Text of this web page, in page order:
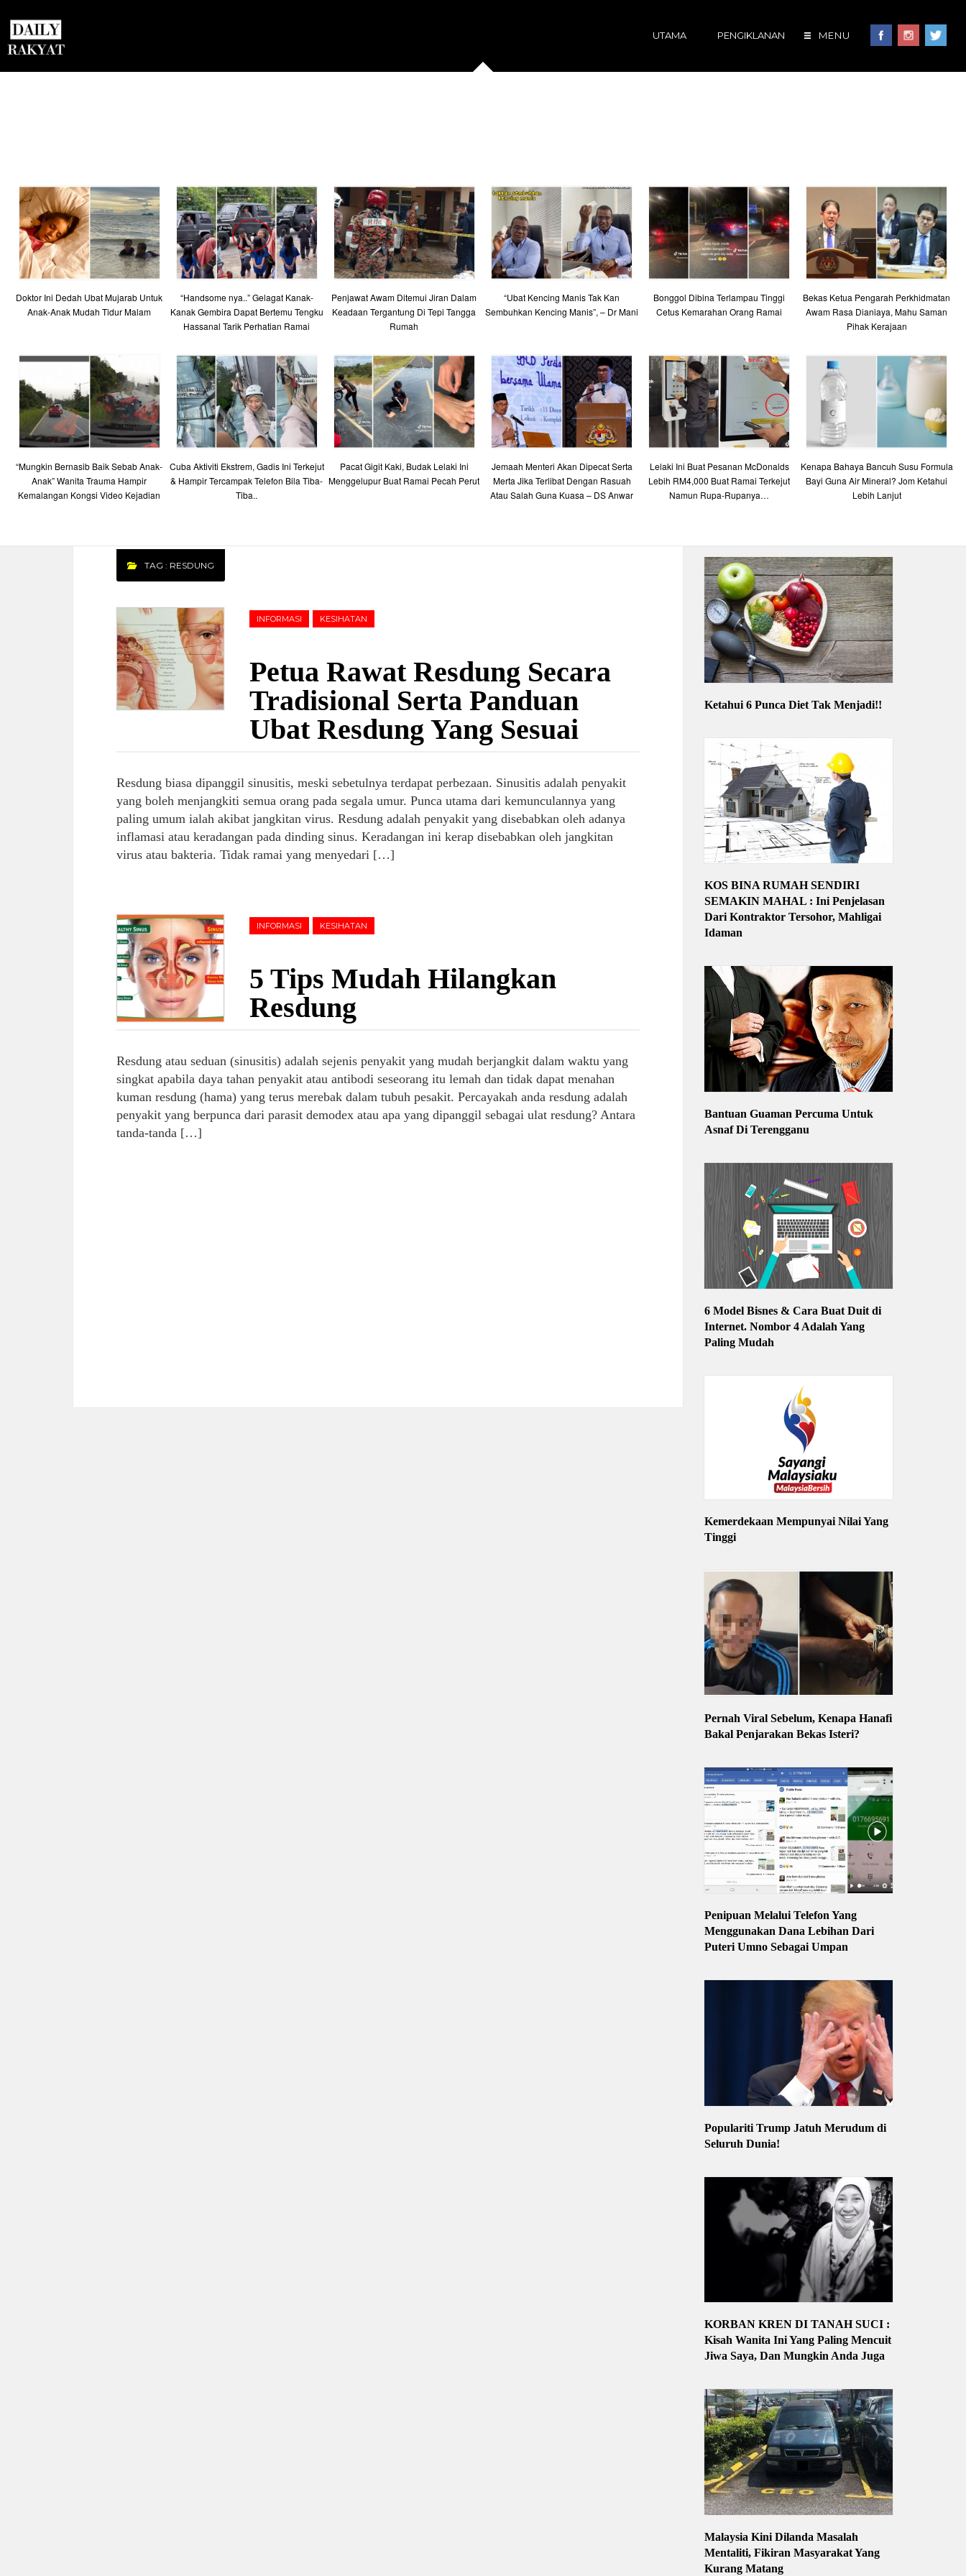
MENU
UTAMA PENGIKLANAN
Doktor Ini Dedah Ubat Mujarab Untuk
Anak-Anak Mudah Tidur Malam
“Handsome nya..” Gelagat Kanak-
Kanak Gembira Dapat Bertemu Tengku
Hassanal Tarik Perhatian Ramai
Penjawat Awam Ditemui Jiran Dalam
Keadaan Tergantung Di Tepi Tangga
Rumah
“Ubat Kencing Manis Tak Kan
Sembuhkan Kencing Manis”, – Dr Mani
Bonggol Dibina Terlampau Tinggi
Cetus Kemarahan Orang Ramai
Bekas Ketua Pengarah Perkhidmatan
Awam Rasa Dianiaya, Mahu Saman
Pihak Kerajaan
“Mungkin Bernasib Baik Sebab Anak-
Anak” Wanita Trauma Hampir
Kemalangan Kongsi Video Kejadian
Cuba Aktiviti Ekstrem, Gadis Ini Terkejut
& Hampir Tercampak Telefon Bila Tiba-
Tiba..
Pacat Gigit Kaki, Budak Lelaki Ini
Menggelupur Buat Ramai Pecah Perut
Jemaah Menteri Akan Dipecat Serta
Merta Jika Terlibat Dengan Rasuah
Atau Salah Guna Kuasa – DS Anwar
Lelaki Ini Buat Pesanan McDonalds
Lebih RM4,000 Buat Ramai Terkejut
Namun Rupa-Rupanya…
Kenapa Bahaya Bancuh Susu Formula
Bayi Guna Air Mineral? Jom Ketahui
Lebih Lanjut
TAG : RESDUNG
INFORMASI KESIHATAN
Petua Rawat Resdung Secara
Tradisional Serta Panduan
Ubat Resdung Yang Sesuai
Resdung biasa dipanggil sinusitis, meski sebetulnya terdapat perbezaan. Sinusitis adalah penyakit
yang boleh menjangkiti semua orang pada segala umur. Punca utama dari kemunculannya yang
paling umum ialah akibat jangkitan virus. Resdung adalah penyakit yang disebabkan oleh adanya
inflamasi atau keradangan pada dinding sinus. Keradangan ini kerap disebabkan oleh jangkitan
virus atau bakteria. Tidak ramai yang menyedari […]
INFORMASI KESIHATAN
5 Tips Mudah Hilangkan
Resdung
Resdung atau seduan (sinusitis) adalah sejenis penyakit yang mudah berjangkit dalam waktu yang
singkat apabila daya tahan penyakit atau antibodi seseorang itu lemah dan tidak dapat menahan
kuman resdung (hama) yang terus merebak dalam tubuh pesakit. Percayakah anda resdung adalah
penyakit yang berpunca dari parasit demodex atau apa yang dipanggil sebagai ulat resdung? Antara
tanda-tanda […]
Ketahui 6 Punca Diet Tak Menjadi!!
KOS BINA RUMAH SENDIRI
SEMAKIN MAHAL : Ini Penjelasan
Dari Kontraktor Tersohor, Mahligai
Idaman
Bantuan Guaman Percuma Untuk
Asnaf Di Terengganu
6 Model Bisnes & Cara Buat Duit di
Internet. Nombor 4 Adalah Yang
Paling Mudah
Kemerdekaan Mempunyai Nilai Yang
Tinggi
Pernah Viral Sebelum, Kenapa Hanafi
Bakal Penjarakan Bekas Isteri?
Penipuan Melalui Telefon Yang
Menggunakan Dana Lebihan Dari
Puteri Umno Sebagai Umpan
Populariti Trump Jatuh Merudum di
Seluruh Dunia!
KORBAN KREN DI TANAH SUCI :
Kisah Wanita Ini Yang Paling Mencuit
Jiwa Saya, Dan Mungkin Anda Juga
Malaysia Kini Dilanda Masalah
Mentaliti, Fikiran Masyarakat Yang
Kurang Matang